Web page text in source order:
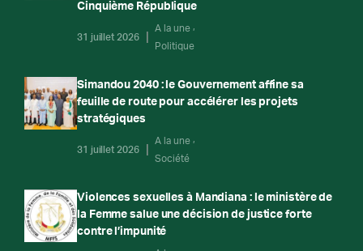
Cinquième République
31 juillet 2026
A la une
Politique
Simandou 2040 : le Gouvernement affine sa
feuille de route pour accélérer les projets
stratégiques
31 juillet 2026
A la une
Société
Violences sexuelles à Mandiana : le ministère de
la Femme salue une décision de justice forte
contre l’impunité